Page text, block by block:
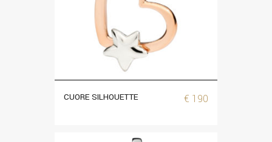
CUORE SILHOUETTE € 190